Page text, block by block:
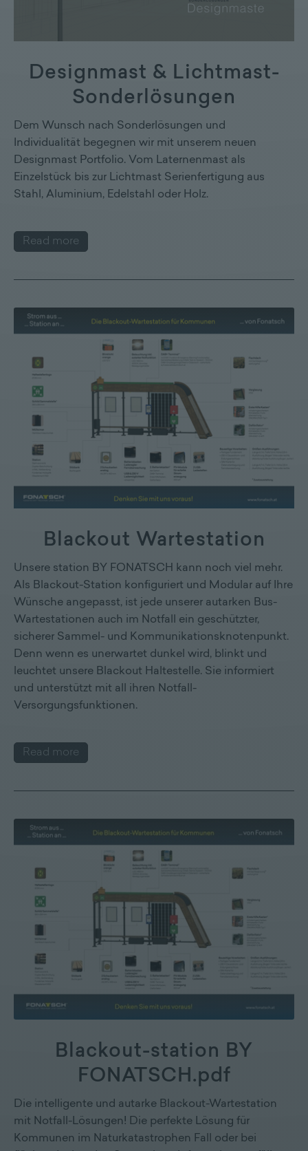
Designmast & Lichtmast-
Sonderlösungen
Dem Wunsch nach Sonderlösungen und
Individualität begegnen wir mit unserem neuen
Designmast Portfolio. Vom Laternenmast als
Einzelstück bis zur Lichtmast Serienfertigung aus
Stahl, Aluminium, Edelstahl oder Holz.
Read more
Blackout Wartestation
Unsere station BY FONATSCH kann noch viel mehr.
Als Blackout-Station konfiguriert und Modular auf Ihre
Wünsche angepasst, ist jede unserer autarken Bus-
Wartestationen auch im Notfall ein geschützter,
sicherer Sammel- und Kommunikationsknotenpunkt.
Denn wenn es unerwartet dunkel wird, blinkt und
leuchtet unsere Blackout Haltestelle. Sie informiert
und unterstützt mit all ihren Notfall-
Versorgungsfunktionen.
Read more
Blackout-station BY
FONATSCH.pdf
Die intelligente und autarke Blackout-Wartestation
mit Notfall-Lösungen! Die perfekte Lösung für
Kommunen im Naturkatastrophen Fall oder bei